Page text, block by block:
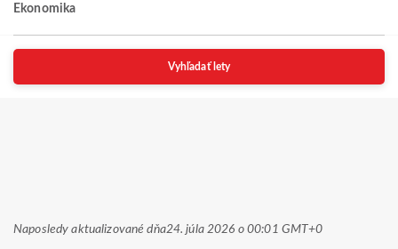
Ekonomika
Vyhľadať lety
Naposledy aktualizované dňa24. júla 2026 o 00:01 GMT+0